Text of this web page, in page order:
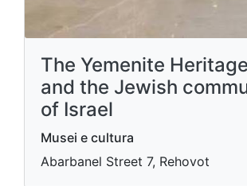
The Yemenite
and the Jewish
of Israel
Musei e cultura
Abarbanel Street 7, Rehovot